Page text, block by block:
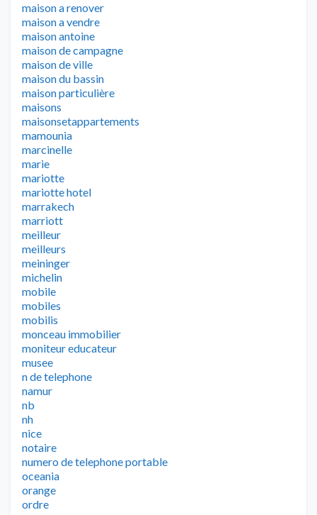
maison a renover
maison a vendre
maison antoine
maison de campagne
maison de ville
maison du bassin
maison particulière
maisons
maisonsetappartements
mamounia
marcinelle
marie
mariotte
mariotte hotel
marrakech
marriott
meilleur
meilleurs
meininger
michelin
mobile
mobiles
mobilis
monceau immobilier
moniteur educateur
musee
n de telephone
namur
nb
nh
nice
notaire
numero de telephone portable
oceania
orange
ordre